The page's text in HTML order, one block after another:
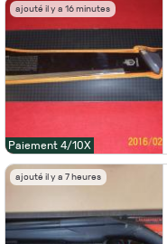
ajouté il y a 16 minutes
Paiement 4/10X
ajouté il y a 7 heures